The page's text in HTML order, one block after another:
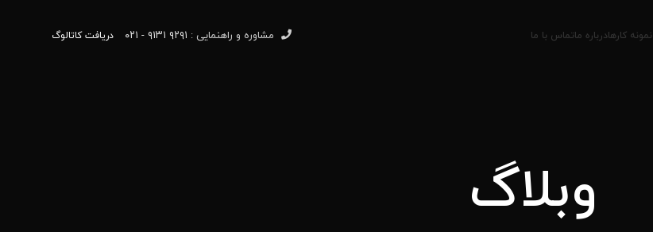
نمونه کارهادرباره ماتماس با ما مشاوره و راهنمایی : ۹۲۹۱ ۹۱۳۱ - ۰۲۱ دریافت کاتالوگ
وبلاگ